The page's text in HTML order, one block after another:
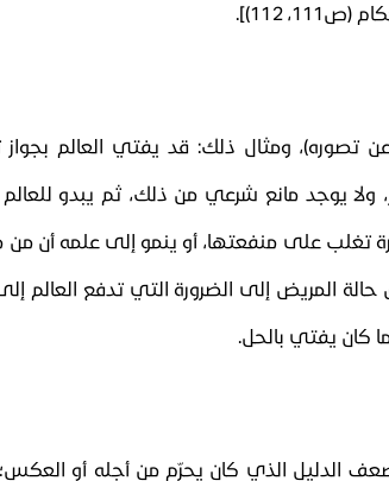
112)]
.
ومثال ذلك: قد يفتي العالم بجواز
ولا يوجد مانع شرعي من ذلك، ثم يبدو
تغلب على منفعتها، أو ينمو إلى علمه أن
المريض إلى الضرورة التي تدفع العالم إلى
كان يفتي بالحل.
الدليل الذي كان يحرّم من أجله أو